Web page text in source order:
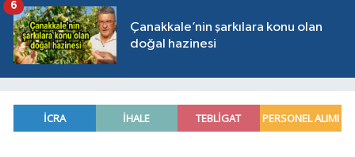
Çanakkale’nin şarkılara konu olan
doğal hazinesi
6